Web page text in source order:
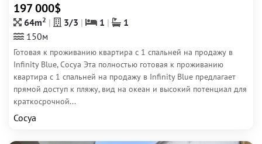
197 000$
64m2 3/3 1
1
150м
Готовая к проживанию квартира с 1 спальней на продажу в
Infinity Blue, Сосуа Эта полностью готовая к проживанию
квартира с 1 спальней на продажу в Infinity Blue предлагает
прямой доступ к пляжу, вид на океан и высокий потенциал для
краткосрочной...
Сосуа